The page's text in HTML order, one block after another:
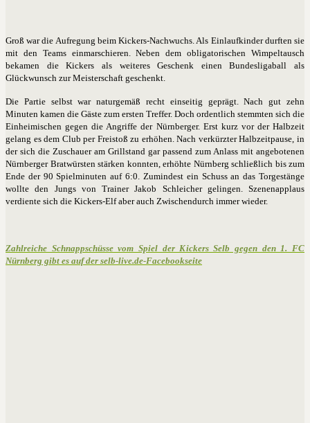
Groß war die Aufregung beim Kickers-Nachwuchs. Als Einlaufkinder durften sie
mit den Teams einmarschieren. Neben dem obligatorischen Wimpeltausch
bekamen die Kickers als weiteres Geschenk einen Bundesligaball als
Glückwunsch zur Meisterschaft geschenkt.
Die Partie selbst war naturgemäß recht einseitig geprägt. Nach gut zehn
Minuten kamen die Gäste zum ersten Treffer. Doch ordentlich stemmten sich die
Einheimischen gegen die Angriffe der Nürnberger. Erst kurz vor der Halbzeit
gelang es dem Club per Freistoß zu erhöhen. Nach verkürzter Halbzeitpause, in
der sich die Zuschauer am Grillstand gar passend zum Anlass mit angebotenen
Nürnberger Bratwürsten stärken konnten, erhöhte Nürnberg schließlich bis zum
Ende der 90 Spielminuten auf 6:0. Zumindest ein Schuss an das Torgestänge
wollte den Jungs von Trainer Jakob Schleicher gelingen. Szenenapplaus
verdiente sich die Kickers-Elf aber auch Zwischendurch immer wieder.
Zahlreiche Schnappschüsse vom Spiel der Kickers Selb gegen den 1. FC
Nürnberg gibt es auf der selb-live.de-Facebookseite